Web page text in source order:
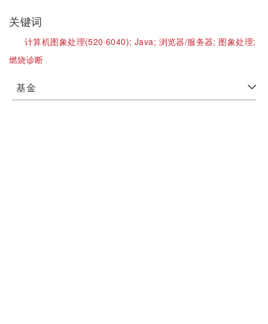
关键词
计算机图象处理(520·6040); Java; 浏览器/服务器; 图象处理;
燃烧诊断
基金